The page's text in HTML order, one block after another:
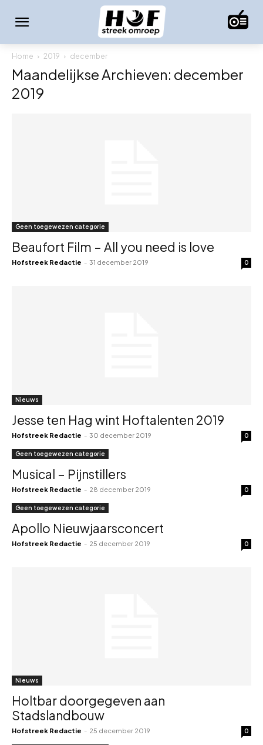
Home 2019 december
Maandelijkse Archieven: december
2019
Geen toegewezen categorie
Beaufort Film – All you need is love
Hofstreek Redactie - 31 december 2019 0
Nieuws
Jesse ten Hag wint Hoftalenten 2019
Hofstreek Redactie - 30 december 2019 0
Geen toegewezen categorie
Musical – Pijnstillers
Hofstreek Redactie - 28 december 2019 0
Geen toegewezen categorie
Apollo Nieuwjaarsconcert
Hofstreek Redactie - 25 december 2019 0
Nieuws
Holtbar doorgegeven aan
Stadslandbouw
Hofstreek Redactie - 25 december 2019 0